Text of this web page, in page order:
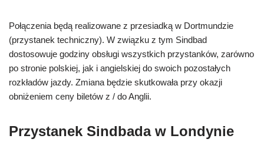
Połączenia będą realizowane z przesiadką w Dortmundzie
(przystanek techniczny). W związku z tym Sindbad
dostosowuje godziny obsługi wszystkich przystanków, zarówno
po stronie polskiej, jak i angielskiej do swoich pozostałych
rozkładów jazdy. Zmiana będzie skutkowała przy okazji
obniżeniem ceny biletów z / do Anglii.
Przystanek Sindbada w Londynie